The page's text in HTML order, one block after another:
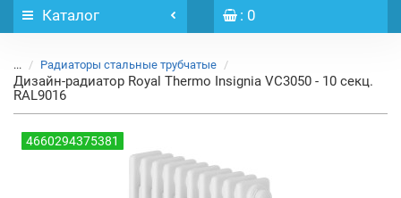
Каталог : 0
... Радиаторы стальные трубчатые
Дизайн-радиатор Royal Thermo Insignia VC3050 - 10 секц.
RAL9016
4660294375381